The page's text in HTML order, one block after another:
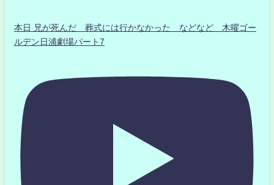
本日 兄が死んだ 葬式には行かなかった などなど 木曜ゴー
ルデン日浦劇場パート7